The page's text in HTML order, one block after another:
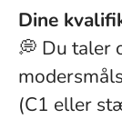
Dine
💭 Du taler
(C1 eller